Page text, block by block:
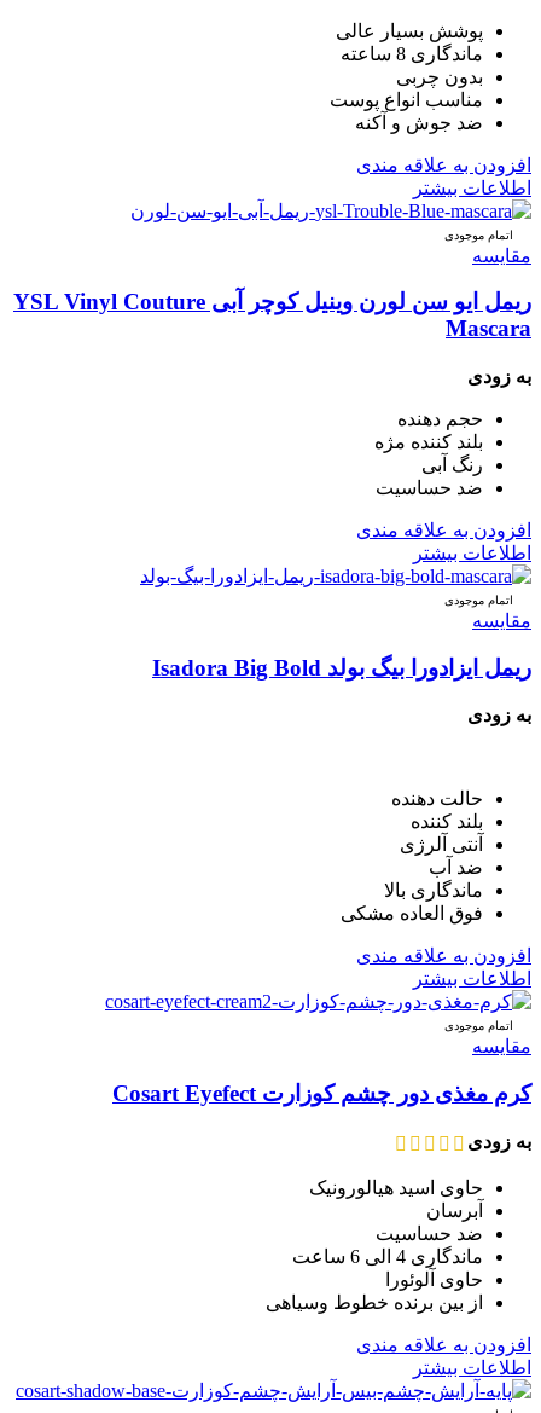
پوشش بسیار عالی
ماندگاری 8 ساعته
بدون چربی
مناسب انواع پوست
ضد جوش و آکنه
افزودن به علاقه مندی
اطلاعات بیشتر
اتمام موجودی
مقایسه
ریمل ایو سن لورن وینیل کوچر آبی YSL Vinyl Couture
Mascara
به زودی
حجم دهنده
بلند کننده مژه
رنگ آبی
ضد حساسیت
افزودن به علاقه مندی
اطلاعات بیشتر
اتمام موجودی
مقایسه
ریمل ایزادورا بیگ بولد Isadora Big Bold
به زودی
حالت دهنده
بلند کننده
آنتی آلرژی
ضد آب
ماندگاری بالا
فوق العاده مشکی
افزودن به علاقه مندی
اطلاعات بیشتر
اتمام موجودی
مقایسه
کرم مغذی دور چشم کوزارت Cosart Eyefect
به زودی
حاوی اسید هیالورونیک
آبرسان
ضد حساسیت
ماندگاری 4 الی 6 ساعت
حاوی آلوئورا
از بین برنده خطوط وسیاهی
افزودن به علاقه مندی
اطلاعات بیشتر